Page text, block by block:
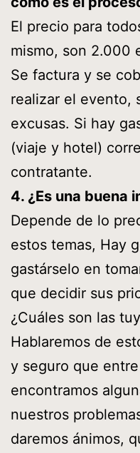
El precio para
mismo, son 2.000
Se factura y se
realizar el evento,
excusas. Si hay
(viaje y hotel)
contratante.
4. ¿Es una buena
Depende de lo
estos temas, Hay
gastárselo en
que decidir sus
¿Cuáles son las
Hablaremos de
y seguro que
encontramos
nuestros
daremos ánimos,